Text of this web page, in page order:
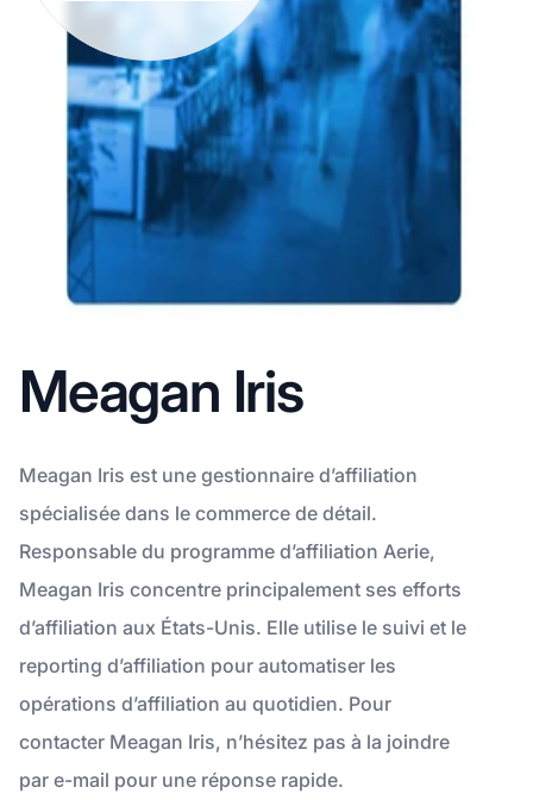
Meagan Iris
Meagan Iris est une gestionnaire d’affiliation
spécialisée dans le commerce de détail.
Responsable du programme d’affiliation Aerie,
Meagan Iris concentre principalement ses efforts
d’affiliation aux États-Unis. Elle utilise le suivi et le
reporting d’affiliation pour automatiser les
opérations d’affiliation au quotidien. Pour
contacter Meagan Iris, n’hésitez pas à la joindre
par e-mail pour une réponse rapide.